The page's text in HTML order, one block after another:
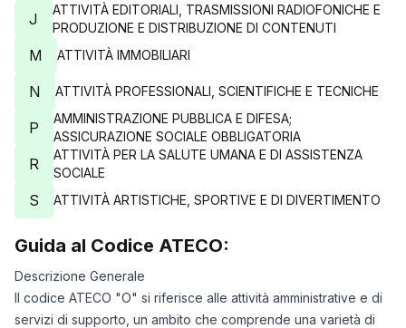
J
ATTIVITÀ EDITORIALI, TRASMISSIONI RADIOFONICHE E
PRODUZIONE E DISTRIBUZIONE DI CONTENUTI
M ATTIVITÀ IMMOBILIARI
N ATTIVITÀ PROFESSIONALI, SCIENTIFICHE E TECNICHE
P
AMMINISTRAZIONE PUBBLICA E DIFESA;
ASSICURAZIONE SOCIALE OBBLIGATORIA
R
ATTIVITÀ PER LA SALUTE UMANA E DI ASSISTENZA
SOCIALE
S ATTIVITÀ ARTISTICHE, SPORTIVE E DI DIVERTIMENTO
Guida al Codice ATECO:
Descrizione Generale
Il codice ATECO "O" si riferisce alle attività amministrative e di
servizi di supporto, un ambito che comprende una varietà di